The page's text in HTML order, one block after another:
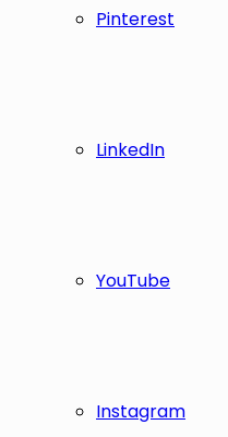
Pinterest
LinkedIn
YouTube
Instagram